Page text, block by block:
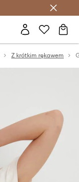
Z krótkim rękawem